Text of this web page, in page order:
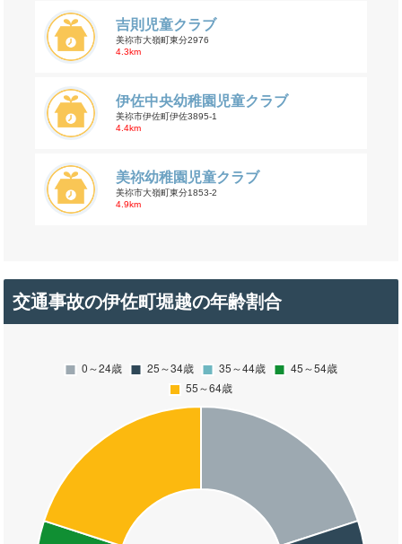
吉則児童クラブ
美祢市大嶺町東分2976
4.3km
伊佐中央幼稚園児童クラブ
美祢市伊佐町伊佐3895-1
4.4km
美祢幼稚園児童クラブ
美祢市大嶺町東分1853-2
4.9km
交通事故の伊佐町堀越の年齢割合